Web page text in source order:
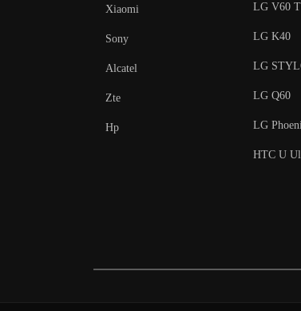
Xiaomi
Sony
Alcatel
Zte
Hp
LG V60
LG K40
LG
LG Q60
LG
HTC U